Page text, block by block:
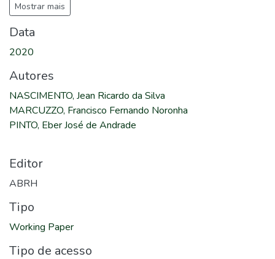
Mostrar mais
Data
2020
Autores
NASCIMENTO, Jean Ricardo da Silva
MARCUZZO, Francisco Fernando Noronha
PINTO, Eber José de Andrade
Editor
ABRH
Tipo
Working Paper
Tipo de acesso